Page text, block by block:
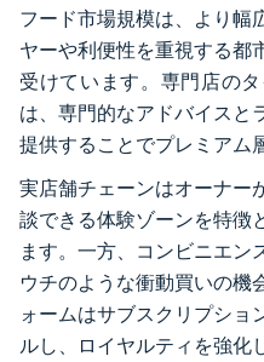
フード市場規模は、より幅
ヤーや利便性を重視する都
受けています。専門店の
は、専門的なアドバイスと
提供することでプレミアム
実店舗チェーンはオーナー
談できる体験ゾーンを特徴
ます。一方、コンビニエン
ウチのような衝動買いの機
ォームはサブスクリプショ
ルし、ロイヤルティを強化